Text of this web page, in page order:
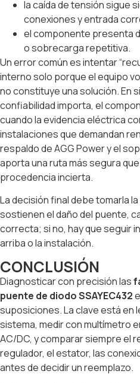
la caída de tensión sigue
conexiones y entrada
el componente presenta
o sobrecarga repetitiva.
Un error común es intentar
interno solo porque el equipo
no constituye una solución. En
confiabilidad importa, el
cuando la evidencia eléctrica
instalaciones que demandan
respaldo de AGG Power y el
aporta una ruta más segura
procedencia incierta.
La decisión final debe tomarla
sostienen el daño del puente,
correcta; si no, hay que seguir
arriba o la instalación.
CONCLUSIÓN
Diagnosticar con precisión las
puente de diodo SSAYEC432
suposiciones. La clave está en
sistema, medir con multímetro
AC/DC, y comparar siempre el
regulador, el estator, las
antes de decidir un reemplazo.